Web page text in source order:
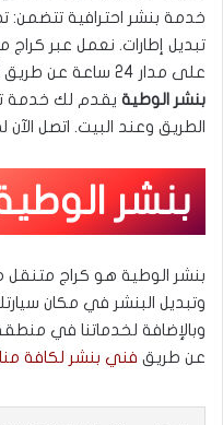
خدمة بنشر احترافية تتضمن:
تبديل إطارات. نعمل عبر
على مدار 24 ساعة عن طريق أفضل الفنيين ذوي الخبرة والكفاءة.
بنشر الوطية يقدم لك خدمة
الطريق وعند البيت. اتصل
بنشر
بنشر الوطية هو كراج
وتبديل البنشر في مكان
وبالإضافة لخدماتنا في
عن طريق فني بنشر لكافة